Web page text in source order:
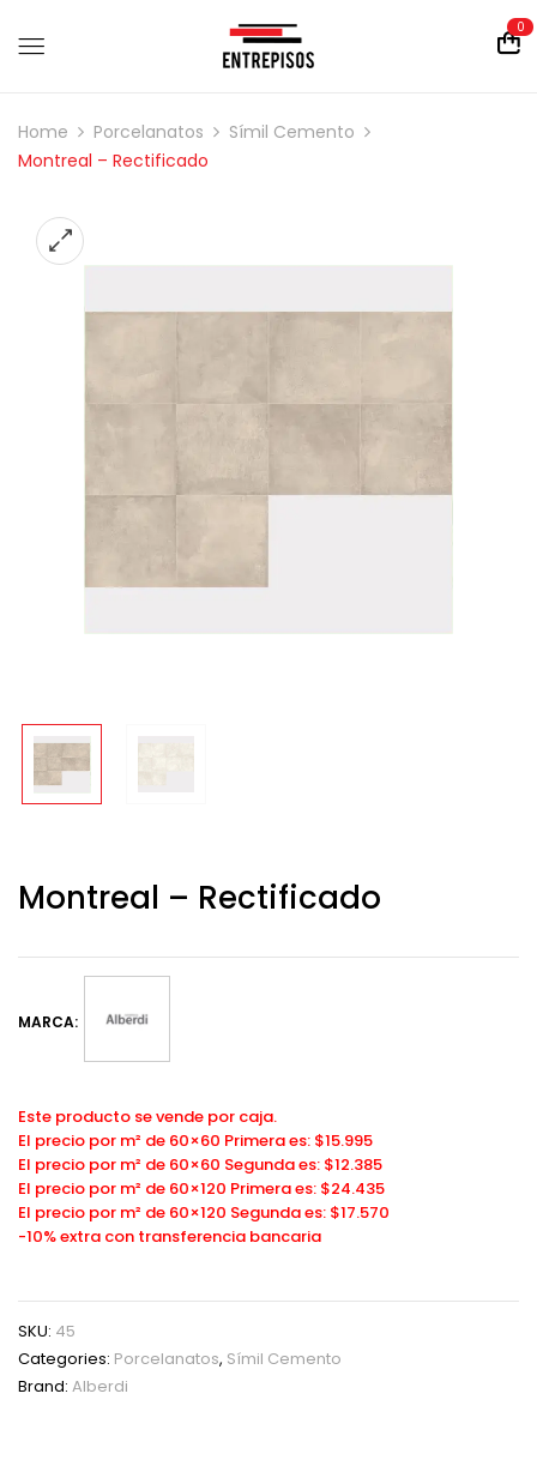
0
Home Porcelanatos
Símil Cemento
Montreal – Rectificado
Montreal – Rectificado
MARCA:
Este producto se vende por caja.
El precio por m² de 60×60 Primera es: $15.995
El precio por m² de 60×60 Segunda es: $12.385
El precio por m² de 60×120 Primera es: $24.435
El precio por m² de 60×120 Segunda es: $17.570
-10% extra con transferencia bancaria
SKU: 45
Categories: Porcelanatos, Símil Cemento
Brand: Alberdi